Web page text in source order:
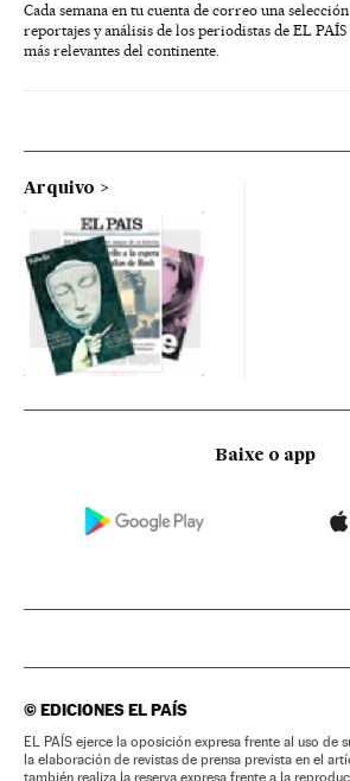
Cada semana en tu cuenta de correo una
reportajes y análisis de los periodistas de EL
más relevantes del continente.
Arquivo
Baixe o app
©EDICIONES EL PAÍS
EL PAÍS ejerce la oposición expresa frente al uso de
la elaboración de revistas de prensa prevista en el
también realiza la reserva expresa frente a la